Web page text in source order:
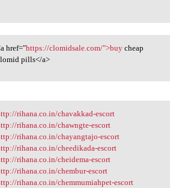
clomidsale
href="https://clomidsale.com/">buycheap
pills</a>
rihana.co.in/chavakkad
rihana.co.in/chavakkad-escort
rihana.co.in/chawngte-escort
rihana.co.in/chayangtajo-escort
rihana.co.in/cheedikada-escort
rihana.co.in/cheidema-escort
rihana.co.in/chembur-escort
rihana.co.in/chemmumiahpet-escort